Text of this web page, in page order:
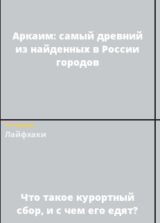
Аркаим: самый древний
из найденных в России
городов
Лайфхаки
Что такое курортный
сбор, и с чем его едят?